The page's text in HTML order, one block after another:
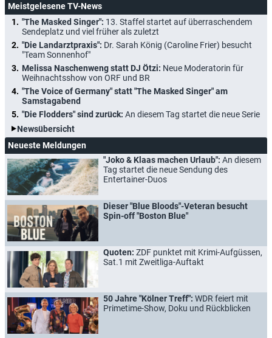
Meistgelesene TV-News
"The Masked Singer": 13. Staffel startet auf überraschendem
Sendeplatz und viel früher als zuletzt
"Die Landarztpraxis": Dr. Sarah König (Caroline Frier) besucht
"Team Sonnenhof"
Melissa Naschenweng statt DJ Ötzi: Neue Moderatorin für
Weihnachtsshow von ORF und BR
"The Voice of Germany" statt "The Masked Singer" am
Samstagabend
"Die Flodders" sind zurück: An diesem Tag startet die neue Serie
Newsübersicht
Neueste Meldungen
"Joko & Klaas machen Urlaub": An diesem
Tag startet die neue Sendung des
Entertainer-Duos
Dieser "Blue Bloods"-Veteran besucht
Spin-off "Boston Blue"
Quoten: ZDF punktet mit Krimi-Aufgüssen,
Sat.1 mit Zweitliga-Auftakt
50 Jahre "Kölner Treff": WDR feiert mit
Primetime-Show, Doku und Rückblicken